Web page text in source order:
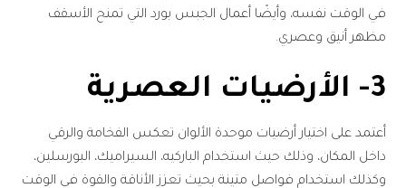
في الوقت نفسه، وأيضًا أعمال الجبس بورد التي تمنح الأسقف
مظهر أنيق وعصري.
3- الأرضيات العصرية
أعتمد على اختيار أرضيات موحدة الألوان تعكس الفخامة والرقي
داخل المكان، وذلك حيث استخدام الباركيه، السيراميك، البورسلين،
وكذلك استخدام فواصل متينة بحيث تعزز الأناقة والقوة في الوقت